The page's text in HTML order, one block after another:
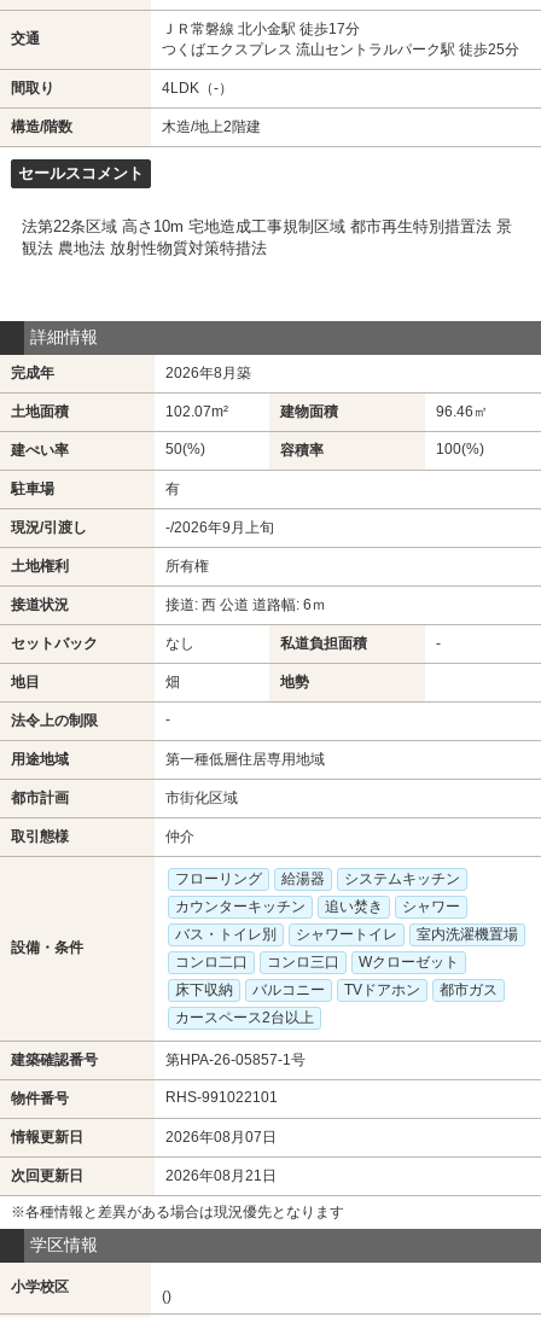
交通
ＪＲ常磐線 北小金駅 徒歩17分
つくばエクスプレス 流山セントラルパーク駅 徒歩25分
間取り 4LDK（-）
構造/階数 木造/地上2階建
セールスコメント
法第22条区域 高さ10m 宅地造成工事規制区域 都市再生特別措置法 景
観法 農地法 放射性物質対策特措法
詳細情報
完成年 2026年8月築
土地面積 102.07m² 建物面積 96.46㎡
建ぺい率 50(%) 容積率 100(%)
駐車場 有
現況/引渡し -/2026年9月上旬
土地権利 所有権
接道状況 接道: 西 公道 道路幅: 6ｍ
セットバック なし 私道負担面積 -
地目 畑 地勢
法令上の制限 -
用途地域 第一種低層住居専用地域
都市計画 市街化区域
取引態様 仲介
設備・条件
フローリング 給湯器
システムキッチン
カウンターキッチン
追い焚き
シャワー
バス・トイレ別
シャワートイレ
室内洗濯機置場
コンロ二口
コンロ三口
Wクローゼット
床下収納
バルコニー TVドアホン
都市ガス
カースペース2台以上
建築確認番号 第HPA-26-05857-1号
物件番号 RHS-991022101
情報更新日 2026年08月07日
次回更新日 2026年08月21日
※各種情報と差異がある場合は現況優先となります
学区情報
小学校区
()